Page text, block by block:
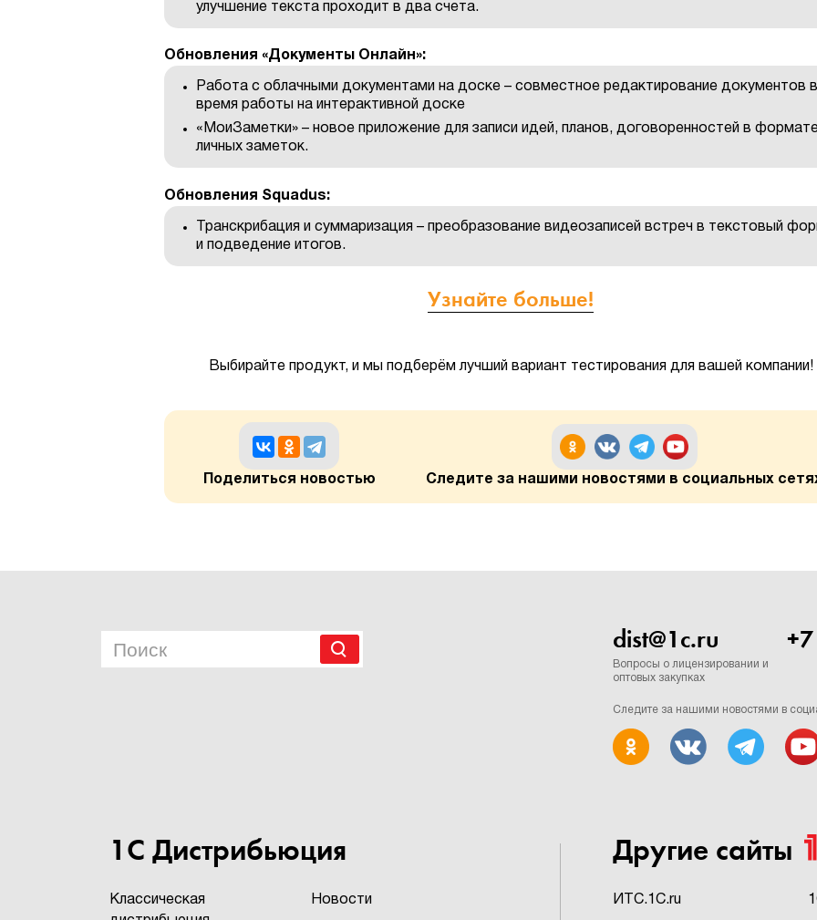
улучшение текста проходит в два счета.
Обновления «Документы Онлайн»:
Работа с облачными документами на доске – совместное редактирование документов
время работы на интерактивной доске
«МоиЗаметки» – новое приложение для записи идей, планов, договоренностей в
личных заметок.
Обновления Squadus:
Транскрибация и суммаризация – преобразование видеозаписей встреч в текстовый
и подведение итогов.
Узнайте больше!
Выбирайте продукт, и мы подберём лучший вариант тестирования для вашей компании!
Поделиться новостью Следите за нашими новостями в социальных
dist@1c.ru
Вопросы о лицензировании и
оптовых закупках
Следите за нашими новостями в
1С Дистрибьюция
Классическая
Новости
Другие сайты
ИTC.1C.ru